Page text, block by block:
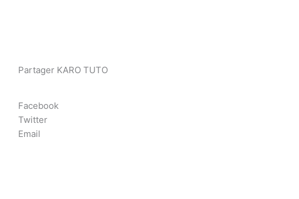
Partager KARO TUTO
Facebook
Twitter
Email